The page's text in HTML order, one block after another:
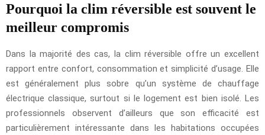
Pourquoi la clim réversible est souvent le
meilleur compromis
Dans la majorité des cas, la clim réversible offre un excellent
rapport entre confort, consommation et simplicité d’usage. Elle
est généralement plus sobre qu’un système de chauffage
électrique classique, surtout si le logement est bien isolé. Les
professionnels observent d’ailleurs que son efficacité est
particulièrement intéressante dans les habitations occupées